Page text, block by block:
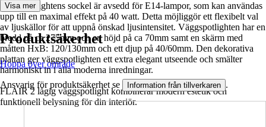
Väggspotlightens sockel är avsedd för E14-lampor, som kan användas
upp till en maximal effekt på 40 watt. Detta möjliggör ett flexibelt val
av ljuskällor för att uppnå önskad ljusintensitet. Väggspotlighten har en
bredd på ca 275mm och en höjd på ca 70mm samt en skärm med
måtten HxB: 120/130mm och ett djup på 40/60mm. Den dekorativa
plattan ger väggspotlighten ett extra elegant utseende och smälter
harmoniskt in i alla moderna inredningar.
FLAIR 2 lågig väggspotlight kombinerar modern estetik och
funktionell belysning för din interiör.
Visa mer
Produktsäkerhet
Hoppa över område
Ansvarig för produktsäkerhet se Information från tillverkaren .